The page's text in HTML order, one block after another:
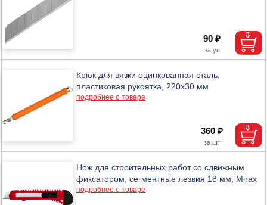
90 ₽
Крюк для вязки оцинкованная сталь,
пластиковая рукоятка, 220х30 мм
подробнее о товаре
360 ₽
Нож для строительных работ со сдвижным
фиксатором, сегментные лезвия 18 мм, Mirax
подробнее о товаре